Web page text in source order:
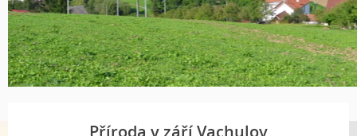
Příroda v září Vachulov